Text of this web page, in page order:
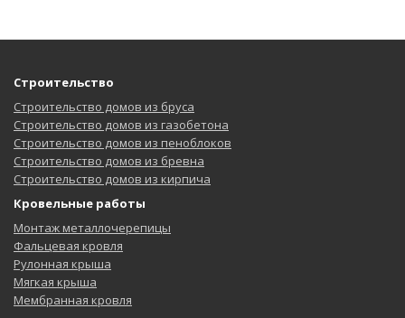
Строительство
Строительство домов из бруса
Строительство домов из газобетона
Строительство домов из пеноблоков
Строительство домов из бревна
Строительство домов из кирпича
Кровельные работы
Монтаж металлочерепицы
Фальцевая кровля
Рулонная крыша
Мягкая крыша
Мембранная кровля